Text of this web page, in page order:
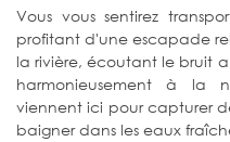
Vous vous sentirez
profitant d'une escapade
la rivière, écoutant le bruit
harmonieusement à la
viennent ici pour capturer
baigner dans les eaux